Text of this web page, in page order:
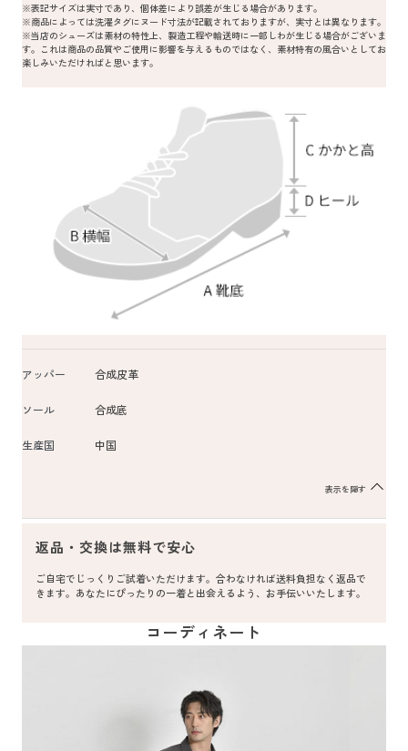
※表記サイズは実寸であり、個体差により誤差が生じる場合があります。
※商品によっては洗濯タグにヌード寸法が記載されておりますが、実寸とは異なります。
※当店のシューズは素材の特性上、製造工程や輸送時に一部しわが生じる場合がございま
す。これは商品の品質やご使用に影響を与えるものではなく、素材特有の風合いとしてお
楽しみいただければと思います。
アッパー 合成皮革
ソール 合成底
生産国 中国
表示を隠す
返品・交換は無料で安心
ご自宅でじっくりご試着いただけます。合わなければ送料負担なく返品で
きます。あなたにぴったりの一着と出会えるよう、お手伝いいたします。
コーディネート